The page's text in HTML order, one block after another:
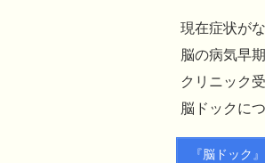
現在症状が
脳の病気早
クリニック
脳ドックに
『脳ドック